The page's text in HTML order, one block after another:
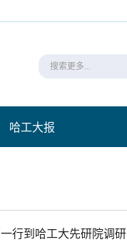
哈工大报
行到哈工大先研院调研